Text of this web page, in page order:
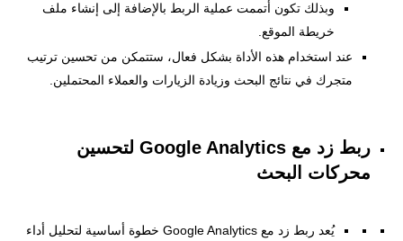
وبذلك تكون أتممت عملية الربط بالإضافة إلى إنشاء ملف
خريطة الموقع.
عند استخدام هذه الأداة بشكل فعال، ستتمكن من تحسين ترتيب
متجرك في نتائج البحث وزيادة الزيارات والعملاء المحتملين.
ربط زد مع Google Analytics لتحسين
محركات البحث
يُعد ربط زد مع Google Analytics خطوة أساسية لتحليل أداء